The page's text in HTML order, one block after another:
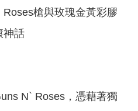
槍與玫瑰金黃彩膠
神話
N` Roses，憑藉著獨